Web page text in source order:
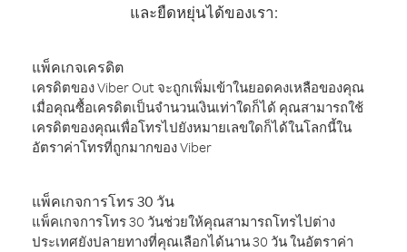
และยืดหยุ่นได้ของเรา:
แพ็คเกจเครดิต
เครดิตของ Viber Out จะถูกเพิ่มเข้าในยอดคงเหลือของคุณ
เมื่อคุณซื้อเครดิตเป็นจำนวนเงินเท่าใดก็ได้ คุณสามารถใช้
เครดิตของคุณเพื่อโทรไปยังหมายเลขใดก็ได้ในโลกนี้ใน
อัตราค่าโทรที่ถูกมากของ Viber
แพ็คเกจการโทร 30 วัน
แพ็คเกจการโทร 30 วันช่วยให้คุณสามารถโทรไปต่าง
ประเทศยังปลายทางที่คุณเลือกได้นาน 30 วัน ในอัตราค่า